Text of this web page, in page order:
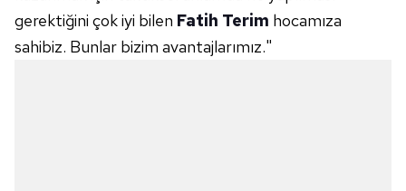
gerektiğini çok iyi bilen Fatih Terim hocamıza
sahibiz. Bunlar bizim avantajlarımız."